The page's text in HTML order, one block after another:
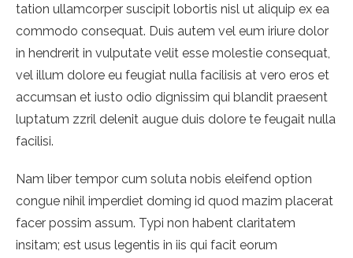
tation ullamcorper suscipit lobortis nisl ut aliquip ex ea
commodo consequat. Duis autem vel eum iriure dolor
in hendrerit in vulputate velit esse molestie consequat,
vel illum dolore eu feugiat nulla facilisis at vero eros et
accumsan et iusto odio dignissim qui blandit praesent
luptatum zzril delenit augue duis dolore te feugait nulla
facilisi.
Nam liber tempor cum soluta nobis eleifend option
congue nihil imperdiet doming id quod mazim placerat
facer possim assum. Typi non habent claritatem
insitam; est usus legentis in iis qui facit eorum